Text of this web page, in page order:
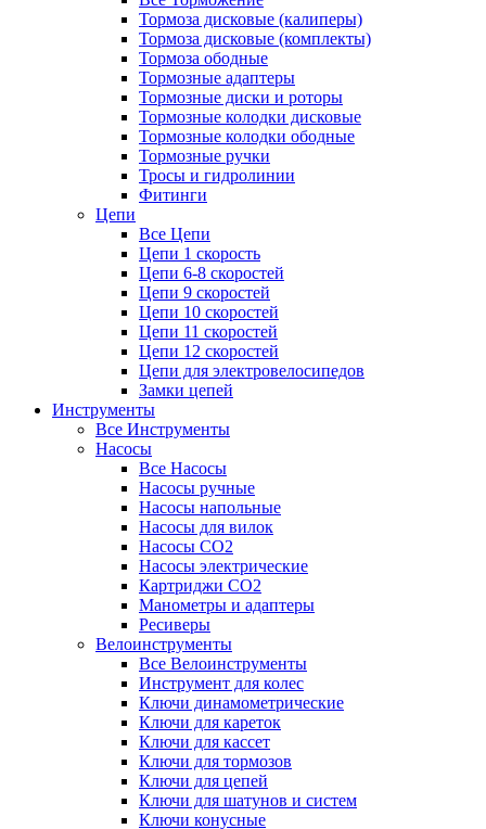
Тормоза дисковые (калиперы)
Тормоза дисковые (комплекты)
Тормоза ободные
Тормозные адаптеры
Тормозные диски и роторы
Тормозные колодки дисковые
Тормозные колодки ободные
Тормозные ручки
Тросы и гидролинии
Фитинги
Цепи
Все Цепи
Цепи 1 скорость
Цепи 6-8 скоростей
Цепи 9 скоростей
Цепи 10 скоростей
Цепи 11 скоростей
Цепи 12 скоростей
Цепи для электровелосипедов
Замки цепей
Инструменты
Все Инструменты
Насосы
Все Насосы
Насосы ручные
Насосы напольные
Насосы для вилок
Насосы CO2
Насосы электрические
Картриджи CO2
Манометры и адаптеры
Ресиверы
Велоинструменты
Все Велоинструменты
Инструмент для колес
Ключи динамометрические
Ключи для кареток
Ключи для кассет
Ключи для тормозов
Ключи для цепей
Ключи для шатунов и систем
Ключи конусные